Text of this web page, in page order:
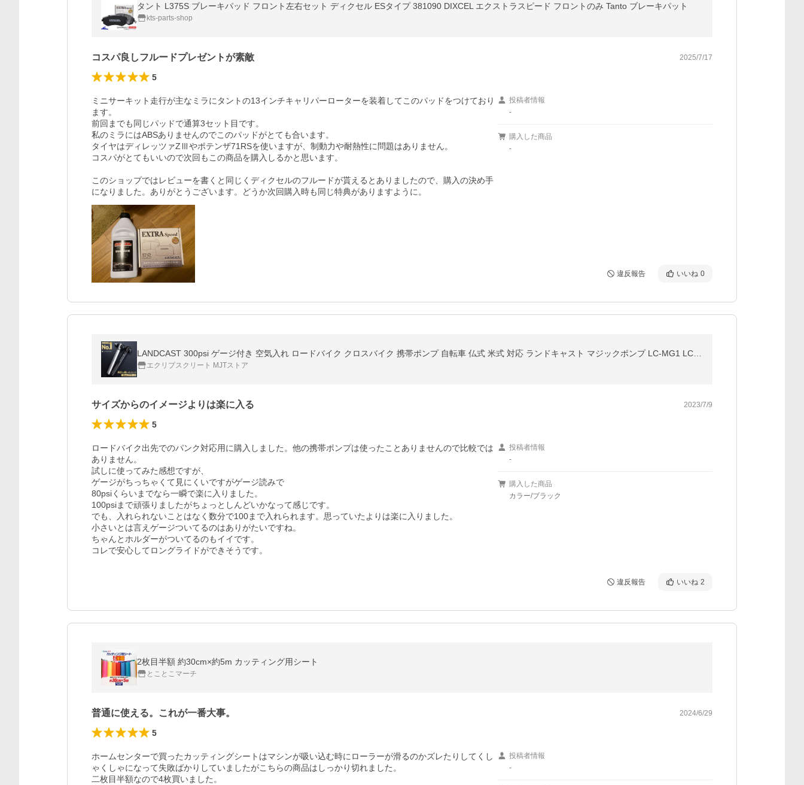
タント L375S ブレーキパッド フロント左右セット ディクセル ESタイプ 381090 DIXCEL エクストラスピード フロントのみ Tanto ブレーキパット
kts-parts-shop
コスパ良しフルードプレゼントが素敵 2025/7/17
5
ミニサーキット走行が主なミラにタントの13インチキャリパーローターを装着してこのパッドをつけており
ます。
前回までも同じパッドで通算3セット目です。
私のミラにはABSありませんのでこのパッドがとても合います。
タイヤはディレッツァZⅢやポテンザ71RSを使いますが、制動力や耐熱性に問題はありません。
コスパがとてもいいので次回もこの商品を購入しるかと思います。
このショップではレビューを書くと同じくディクセルのフルードが貰えるとありましたので、購入の決め手
投稿者情報
-
購入した商品
-
違反報告 いいね 0
エクリプスクリート MJTストア
サイズからのイメージよりは楽に入る 2023/7/9
5
ロードバイク出先でのパンク対応用に購入しました。他の携帯ポンプは使ったことありませんので比較では
ありません。
試しに使ってみた感想ですが、
ゲージがちっちゃくて見にくいですがゲージ読みで
80psiくらいまでなら一瞬で楽に入りました。
100psiまで頑張りましたがちょっとしんどいかなって感じです。
でも、入れられないことはなく数分で100まで入れられます。思っていたよりは楽に入りました。
小さいとは言えゲージついてるのはありがたいですね。
ちゃんとホルダーがついてるのもイイです。
コレで安心してロングライドができそうです。
投稿者情報
-
購入した商品
カラー/ブラック
違反報告 いいね 2
2枚目半額 約30cm×約5m カッティング用シート
とことこマーチ
普通に使える。これが一番大事。 2024/6/29
5
ホームセンターで買ったカッティングシートはマシンが吸い込む時にローラーが滑るのかズレたりしてくし
ゃくしゃになって失敗ばかりしていましたがこちらの商品はしっかり切れました。
二枚目半額なので4枚買いました。
投稿者情報
-